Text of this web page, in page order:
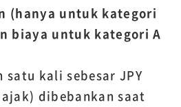
(hanya untuk kategori
biaya untuk kategori A
kali sebesar JPY
dibebankan saat